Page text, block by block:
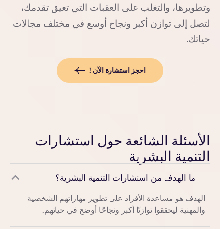
وتطويرها، والتغلب على العقبات التي تعيق تقدمك،
لتصل إلى توازن أكبر ونجاح أوسع في مختلف مجالات
حياتك.
احجز استشارة الآن !
الأسئلة الشائعة حول استشارات
التنمية البشرية
ما الهدف من استشارات التنمية البشرية؟
الهدف هو مساعدة الأفراد على تطوير مهاراتهم الشخصية
والمهنية ليحققوا توازنًا أكبر ونجاحًا أوضح في حياتهم.